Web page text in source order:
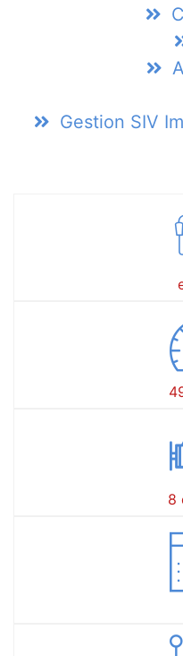
Gestion SIV
8